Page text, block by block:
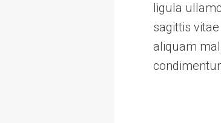
ligula
sagittis
aliquam